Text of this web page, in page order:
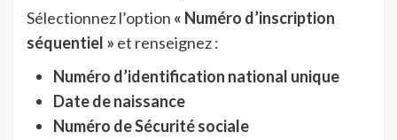
Sélectionnez l’option « Numéro d’inscription
séquentiel » et renseignez :
Numéro d’identification national unique
Date de naissance
Numéro de Sécurité sociale